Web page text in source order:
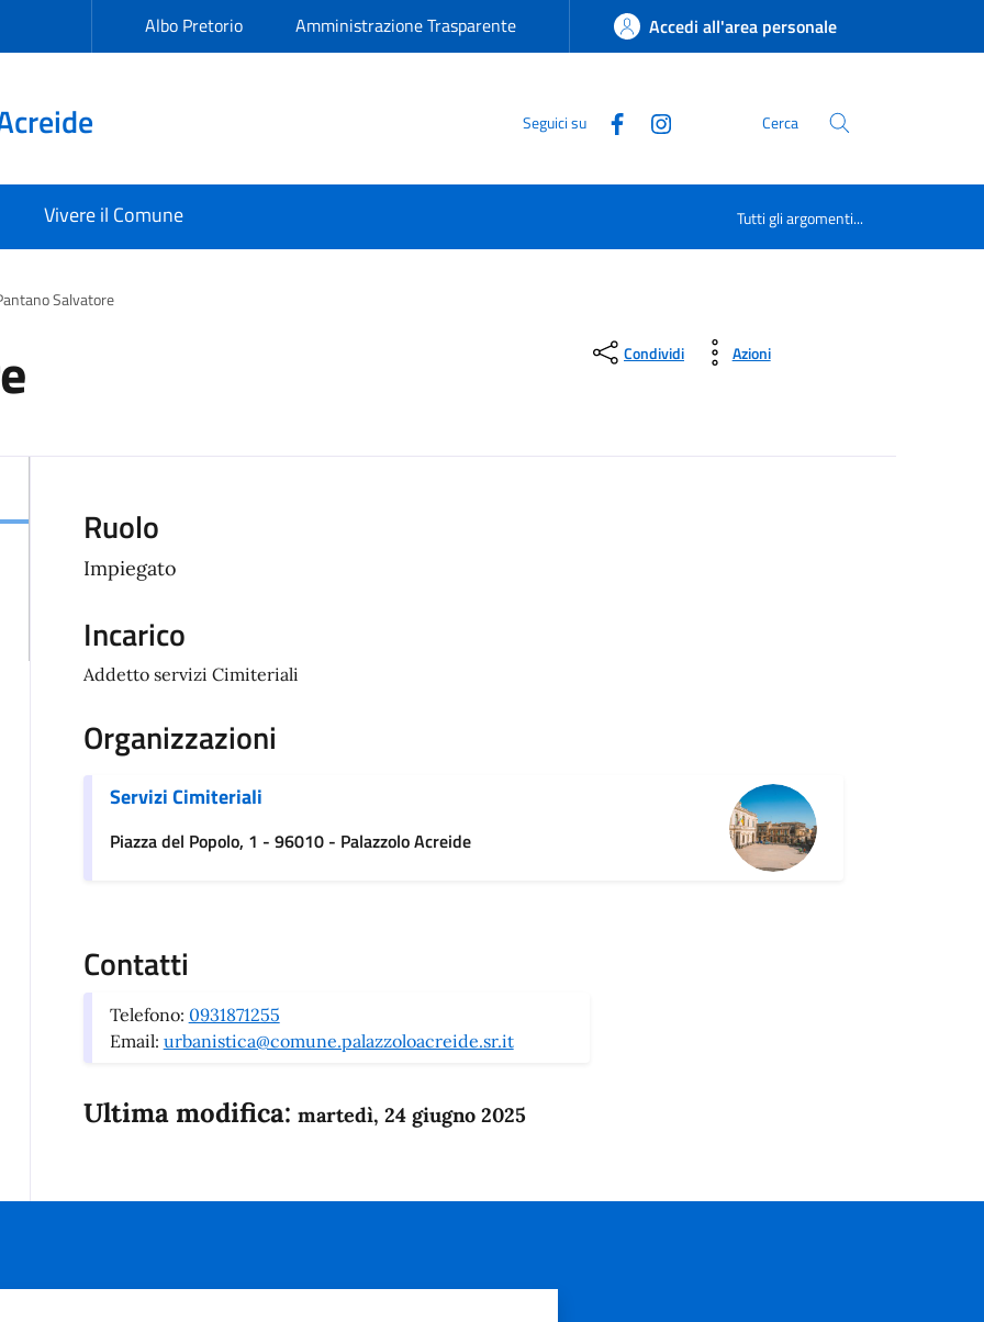
Albo Pretorio Amministrazione Trasparente Accedi all'area personale
Seguici su Cerca
Vivere il Comune Tutti gli argomenti...
Salvatore
Condividi Azioni
Ruolo
Impiegato
Incarico
Addetto servizi Cimiteriali
Organizzazioni
Servizi Cimiteriali
Piazza del Popolo, 1 - 96010 - Palazzolo Acreide
Contatti
Telefono: 0931871255
Email: urbanistica@comune.palazzoloacreide.sr.it
Ultima modifica: martedì, 24 giugno 2025